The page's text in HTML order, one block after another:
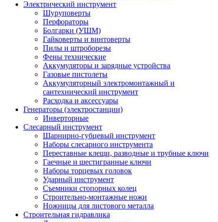
Электрический инструмент
Шуруповерты
Перфораторы
Болгарки (УШМ)
Гайковерты и винтоверты
Пилы и штроборезы
Фены технические
Аккумуляторы и зарядные устройства
Газовые пистолеты
Аккумуляторный электромонтажный и
сантехнический инструмент
Расходка и аксессуары
Генераторы (электростанции)
Инверторные
Слесарный инструмент
Шарнирно-губцевый инструмент
Наборы слесарного инструмента
Переставные клещи, разводные и трубные ключи
Гаечные и шестигранные ключи
Наборы торцевых головок
Ударный инструмент
Съемники стопорных колец
Строительно-монтажные ножи
Ножницы для листового металла
Строительная гидравлика